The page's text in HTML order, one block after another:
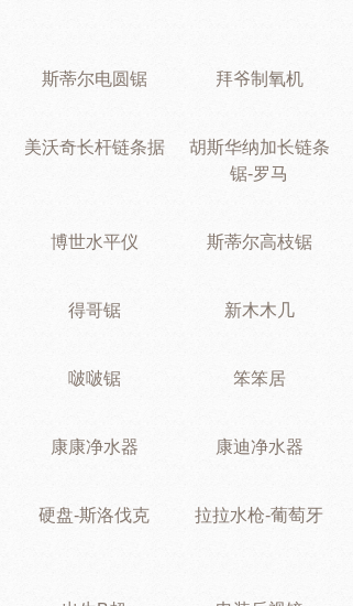
斯蒂尔电圆锯 拜爷制氧机
美沃奇长杆链条据
胡斯华纳加长链条
锯-罗马
博世水平仪 斯蒂尔高枝锯
得哥锯 新木木几
啵啵锯 笨笨居
康康净水器 康迪净水器
硬盘-斯洛伐克 拉拉水枪-葡萄牙